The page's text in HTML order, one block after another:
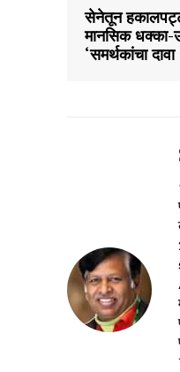
सेनेतून
मानसिक धक्का-
‘समर्थकांचा दावा